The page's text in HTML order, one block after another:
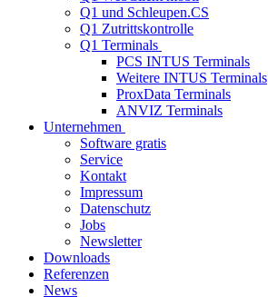
Q1 und Schleupen.CS
Q1 Zutrittskontrolle
Q1 Terminals
PCS INTUS Terminals
Weitere INTUS Terminals
ProxData Terminals
ANVIZ Terminals
Unternehmen
Software gratis
Service
Kontakt
Impressum
Datenschutz
Jobs
Newsletter
Downloads
Referenzen
News